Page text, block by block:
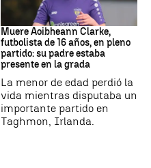
Muere Aoibheann Clarke,
futbolista de 16 años, en pleno
partido: su padre estaba
presente en la grada
La menor de edad perdió la
vida mientras disputaba un
importante partido en
Taghmon, Irlanda.